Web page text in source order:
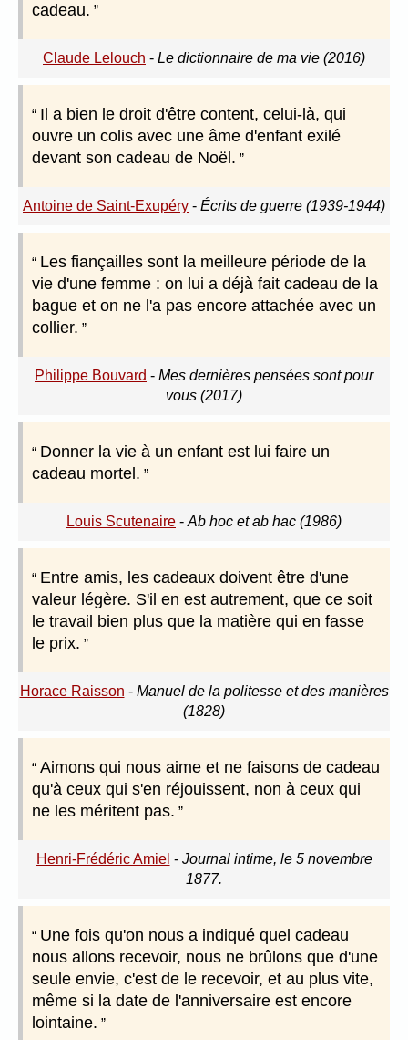
cadeau.
Claude Lelouch - Le dictionnaire de ma vie (2016)
Il a bien le droit d'être content, celui-là, qui
ouvre un colis avec une âme d'enfant exilé
devant son cadeau de Noël.
Antoine de Saint-Exupéry - Écrits de guerre (1939-1944)
Les fiançailles sont la meilleure période de la
vie d'une femme : on lui a déjà fait cadeau de la
bague et on ne l'a pas encore attachée avec un
collier.
Philippe Bouvard - Mes dernières pensées sont pour
vous (2017)
Donner la vie à un enfant est lui faire un
cadeau mortel.
Louis Scutenaire - Ab hoc et ab hac (1986)
Entre amis, les cadeaux doivent être d'une
valeur légère. S'il en est autrement, que ce soit
le travail bien plus que la matière qui en fasse
le prix.
Horace Raisson - Manuel de la politesse et des manières
(1828)
Aimons qui nous aime et ne faisons de cadeau
qu'à ceux qui s'en réjouissent, non à ceux qui
ne les méritent pas.
Henri-Frédéric Amiel - Journal intime, le 5 novembre
1877.
Une fois qu'on nous a indiqué quel cadeau
nous allons recevoir, nous ne brûlons que d'une
seule envie, c'est de le recevoir, et au plus vite,
même si la date de l'anniversaire est encore
lointaine.